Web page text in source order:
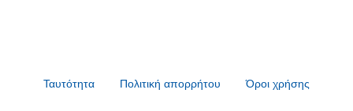
Ταυτότητα Πολιτική απορρήτου Όροι χρήσης